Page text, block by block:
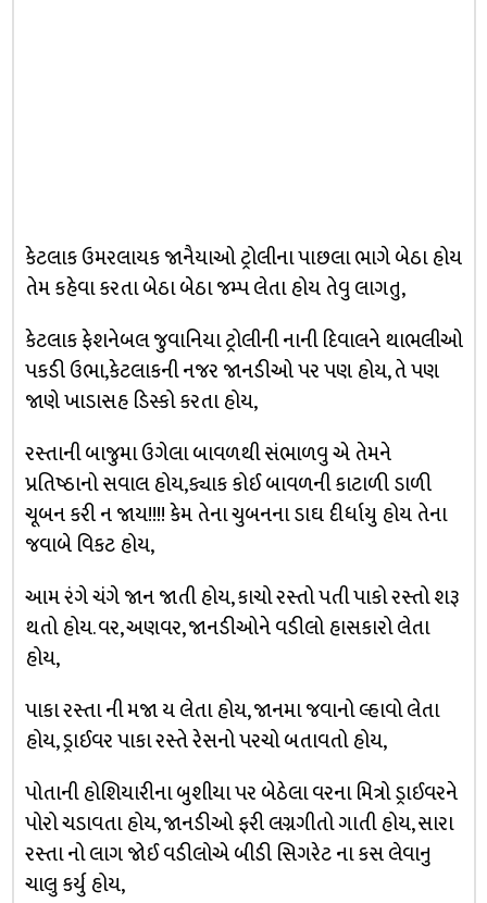
કેટલાક ઉમરલાયક જાનૈયાઓ ટ્રોલીના પાછલા ભાગે બેઠા હોય
તેમ કહેવા કરતા બેઠા બેઠા જમ્પ લેતા હોય તેવુ લાગતુ,
કેટલાક ફેશનેબલ જુવાનિયા ટ્રોલીની નાની દિવાલને થાભલીઓ
પકડી ઉભા,કેટલાકની નજર જાનડીઓ પર પણ હોય, તે પણ
જાણે ખાડાસહ ડિસ્કો કરતા હોય,
રસ્તાની બાજુમા ઉગેલા બાવળથી સંભાળવુ એ તેમને
પ્રતિષ્ઠાનો સવાલ હોય,ક્યાક કોઈ બાવળની કાટાળી ડાળી
ચૂબન કરી ન જાય!!!! કેમ તેના ચુબનના ડાઘ દીર્ધાયુ હોય તેના
જવાબે વિકટ હોય,
આમ રંગે ચંગે જાન જાતી હોય, કાચો રસ્તો પતી પાકો રસ્તો શરૂ
થતો હોય. વર, અણવર, જાનડીઓને વડીલો હાસકારો લેતા
હોય,
પાકા રસ્તા ની મજા ય લેતા હોય, જાનમા જવાનો લ્હાવો લેતા
હોય, ડ્રાઈવર પાકા રસ્તે રેસનો પરચો બતાવતો હોય,
પોતાની હોશિયારીના બુશીયા પર બેઠેલા વરના મિત્રો ડ્રાઈવરને
પોરો ચડાવતા હોય, જાનડીઓ ફરી લગ્નગીતો ગાતી હોય, સારા
રસ્તા નો લાગ જોઈ વડીલોએ બીડી સિગરેટ ના કસ લેવાનુ
ચાલુ કર્યુ હોય,